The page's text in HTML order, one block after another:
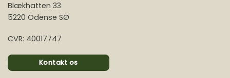
Blækhatten 33
5220 Odense SØ
CVR: 40017747
Kontakt os